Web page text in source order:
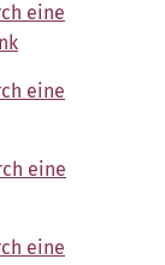
eine
eine
eine
eine